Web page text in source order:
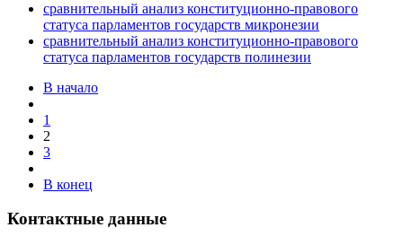
сравнительный анализ конституционно-правового
статуса парламентов государств микронезии
сравнительный анализ конституционно-правового
статуса парламентов государств полинезии
В начало
1
2
3
В конец
Контактные данные